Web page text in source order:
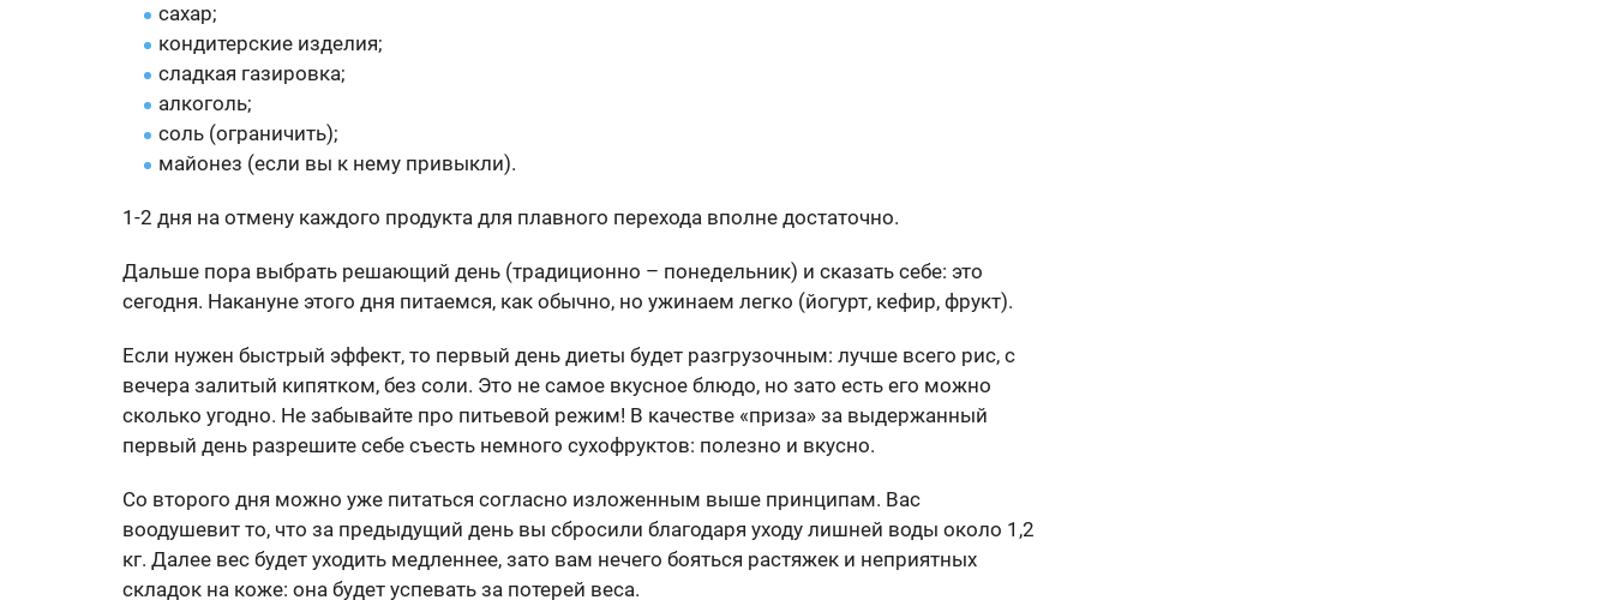
сахар;
кондитерские изделия;
сладкая газировка;
алкоголь;
соль (ограничить);
майонез (если вы к нему привыкли).
1-2 дня на отмену каждого продукта для плавного перехода вполне достаточно.
Дальше пора выбрать решающий день (традиционно – понедельник) и сказать себе: это
сегодня. Накануне этого дня питаемся, как обычно, но ужинаем легко (йогурт, кефир, фрукт).
Если нужен быстрый эффект, то первый день диеты будет разгрузочным: лучше всего рис, с
вечера залитый кипятком, без соли. Это не самое вкусное блюдо, но зато есть его можно
сколько угодно. Не забывайте про питьевой режим! В качестве «приза» за выдержанный
первый день разрешите себе съесть немного сухофруктов: полезно и вкусно.
Со второго дня можно уже питаться согласно изложенным выше принципам. Вас
воодушевит то, что за предыдущий день вы сбросили благодаря уходу лишней воды около 1,2
кг. Далее вес будет уходить медленнее, зато вам нечего бояться растяжек и неприятных
складок на коже: она будет успевать за потерей веса.